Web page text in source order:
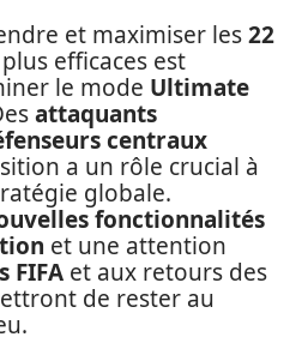
et maximiser les22
efficaces est
le mode Ultimate
attaquants
centraux
a un rôle crucial à
globale.
fonctionnalités
et une attention
FIFA et aux retours des
de rester au